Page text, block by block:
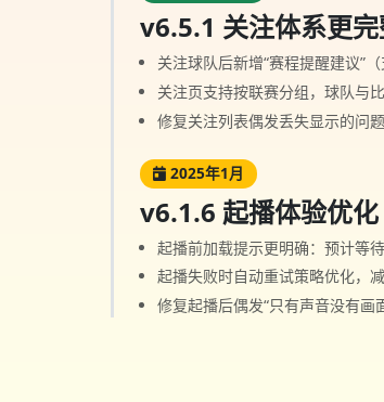
v6.5.1 关注体系更
关注球队后新增“赛程提醒建议”
关注页支持按联赛分组，球队与
修复关注列表偶发丢失显示的问题
2025年1月
v6.1.6 起播体验优化
起播前加载提示更明确：预计等
起播失败时自动重试策略优化，
修复起播后偶发“只有声音没有画